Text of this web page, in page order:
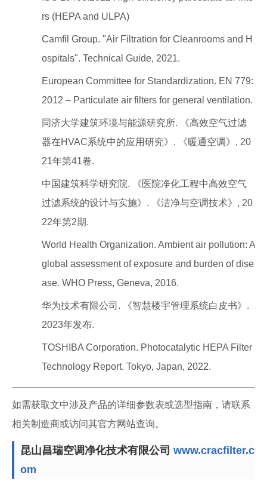
rs (HEPA and ULPA)
Camfil Group. "Air Filtration for Cleanrooms and H
ospitals". Technical Guide, 2021.
European Committee for Standardization. EN 779:
2012 – Particulate air filters for general ventilation.
同济大学建筑环境与能源研究所. 《高效空气过滤
器在HVAC系统中的应用研究》. 《暖通空调》, 20
21年第41卷.
中国建筑科学研究院. 《医院净化工程中高效空气
过滤系统的设计与实施》. 《洁净与空调技术》, 20
22年第2期.
World Health Organization. Ambient air pollution: A
global assessment of exposure and burden of dise
ase. WHO Press, Geneva, 2016.
华为技术有限公司. 《智慧楼宇管理系统白皮书》.
2023年发布.
TOSHIBA Corporation. Photocatalytic HEPA Filter
Technology Report. Tokyo, Japan, 2022.
如需获取文中涉及产品的详细参数表或选型指南，请联系
相关制造商或访问其官方网站查询。
昆山昌瑞空调净化技术有限公司 www.cracfilter.c
om